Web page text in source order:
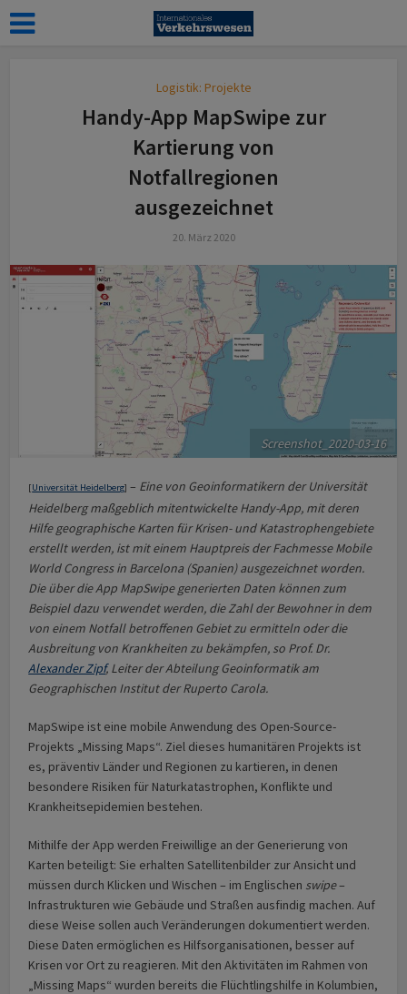
Logistik: Projekte
Handy-App MapSwipe zur
Kartierung von
Notfallregionen
ausgezeichnet
20. März 2020
Screenshot_2020-03-16
[Universität Heidelberg] – Eine von Geoinformatikern der Universität
Heidelberg maßgeblich mitentwickelte Handy-App, mit deren
Hilfe geographische Karten für Krisen- und Katastrophengebiete
erstellt werden, ist mit einem Hauptpreis der Fachmesse Mobile
World Congress in Barcelona (Spanien) ausgezeichnet worden.
Die über die App MapSwipe generierten Daten können zum
Beispiel dazu verwendet werden, die Zahl der Bewohner in dem
von einem Notfall betroffenen Gebiet zu ermitteln oder die
Ausbreitung von Krankheiten zu bekämpfen, so Prof. Dr.
Alexander Zipf, Leiter der Abteilung Geoinformatik am
Geographischen Institut der Ruperto Carola.
MapSwipe ist eine mobile Anwendung des Open-Source-
Projekts „Missing Maps“. Ziel dieses humanitären Projekts ist
es, präventiv Länder und Regionen zu kartieren, in denen
besondere Risiken für Naturkatastrophen, Konflikte und
Krankheitsepidemien bestehen.
Mithilfe der App werden Freiwillige an der Generierung von
Karten beteiligt: Sie erhalten Satellitenbilder zur Ansicht und
müssen durch Klicken und Wischen – im Englischen swipe–
Infrastrukturen wie Gebäude und Straßen ausfindig machen. Auf
diese Weise sollen auch Veränderungen dokumentiert werden.
Diese Daten ermöglichen es Hilfsorganisationen, besser auf
Krisen vor Ort zu reagieren. Mit den Aktivitäten im Rahmen von
„Missing Maps“ wurden bereits die Flüchtlingshilfe in Kolumbien,